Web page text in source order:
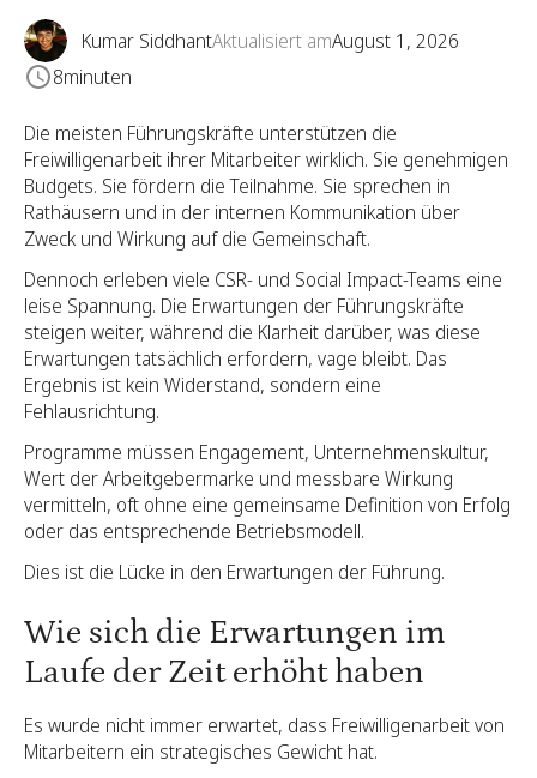
Kumar SiddhantAktualisiert amAugust 1, 2026
8minuten
Die meisten Führungskräfte unterstützen die
Freiwilligenarbeit ihrer Mitarbeiter wirklich. Sie genehmigen
Budgets. Sie fördern die Teilnahme. Sie sprechen in
Rathäusern und in der internen Kommunikation über
Zweck und Wirkung auf die Gemeinschaft.
Dennoch erleben viele CSR- und Social Impact-Teams eine
leise Spannung. Die Erwartungen der Führungskräfte
steigen weiter, während die Klarheit darüber, was diese
Erwartungen tatsächlich erfordern, vage bleibt. Das
Ergebnis ist kein Widerstand, sondern eine
Fehlausrichtung.
Programme müssen Engagement, Unternehmenskultur,
Wert der Arbeitgebermarke und messbare Wirkung
vermitteln, oft ohne eine gemeinsame Definition von Erfolg
oder das entsprechende Betriebsmodell.
Dies ist die Lücke in den Erwartungen der Führung.
Wie sich die Erwartungen im
Laufe der Zeit erhöht haben
Es wurde nicht immer erwartet, dass Freiwilligenarbeit von
Mitarbeitern ein strategisches Gewicht hat.